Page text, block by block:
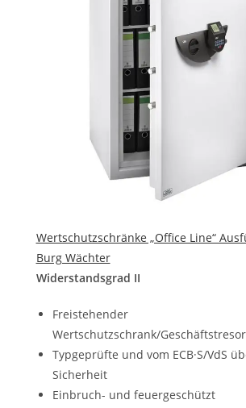
Wertschutzschränke „Office Line“
Burg Wächter
Widerstandsgrad II
Freistehender
Wertschutzschrank/Geschäftstresor
Typgeprüfte und vom ECB·S/VdS
Sicherheit
Einbruch- und feuergeschützt